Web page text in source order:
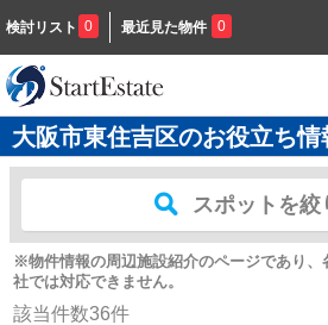
検討リスト 0 最近見た物件 0
大阪市東住吉区のお役立ち情
スポットを絞
※物件情報の周辺施設紹介のページであり、
社では対応できません。
該当件数36件